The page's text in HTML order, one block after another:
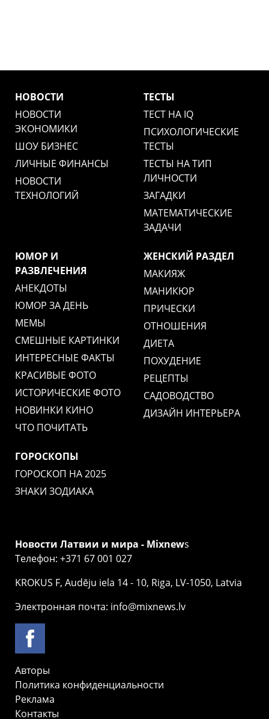
НОВОСТИ
НОВОСТИ
ЭКОНОМИКИ
ШОУ БИЗНЕС
ЛИЧНЫЕ ФИНАНСЫ
НОВОСТИ
ТЕХНОЛОГИЙ
ТЕСТЫ
ТЕСТ НА IQ
ПСИХОЛОГИЧЕСКИЕ
ТЕСТЫ
ТЕСТЫ НА ТИП
ЛИЧНОСТИ
ЗАГАДКИ
МАТЕМАТИЧЕСКИЕ
ЗАДАЧИ
ЮМОР И
РАЗВЛЕЧЕНИЯ
АНЕКДОТЫ
ЮМОР ЗА ДЕНЬ
МЕМЫ
СМЕШНЫЕ КАРТИНКИ
ИНТЕРЕСНЫЕ ФАКТЫ
КРАСИВЫЕ ФОТО
ИСТОРИЧЕСКИЕ ФОТО
НОВИНКИ КИНО
ЧТО ПОЧИТАТЬ
ЖЕНСКИЙ РАЗДЕЛ
МАКИЯЖ
МАНИКЮР
ПРИЧЕСКИ
ОТНОШЕНИЯ
ДИЕТА
ПОХУДЕНИЕ
РЕЦЕПТЫ
САДОВОДСТВО
ДИЗАЙН ИНТЕРЬЕРА
ГОРОСКОПЫ
ГОРОСКОП НА 2025
ЗНАКИ ЗОДИАКА
Новости Латвии и мира - Mixnews
Телефон: +371 67 001 027
KROKUS F, Audēju iela 14 - 10, Riga, LV-1050, Latvia
Электронная почта: info@mixnews.lv
Авторы
Политика конфиденциальности
Реклама
Контакты